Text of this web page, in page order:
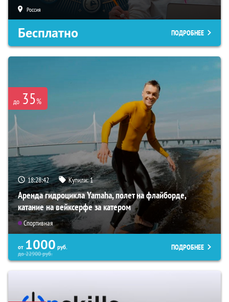
Россия
Бесплатно ПОДРОБНЕЕ
до 35%
18:28:41 Купили:1
Аренда гидроцикла Yamaha, полет на флайборде,
катание на вейксерфе за катером
Спортивная
от 1000 руб.
до22900руб.
ПОДРОБНЕЕ